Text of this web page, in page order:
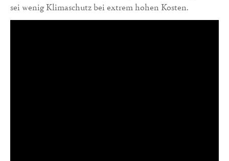
sei wenig Klimaschutz bei extrem hohen Kosten.